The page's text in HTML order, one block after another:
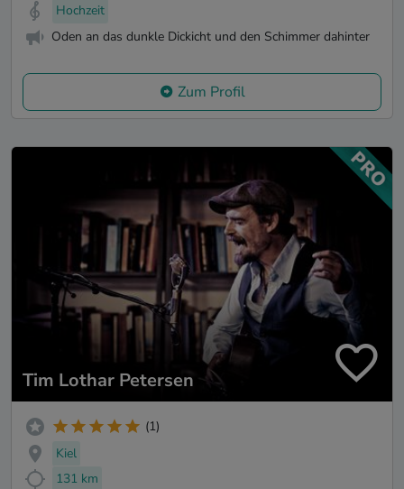
Hochzeit
Oden an das dunkle Dickicht und den Schimmer dahinter
Zum Profil
Tim Lothar Petersen
(1)
Kiel
131 km